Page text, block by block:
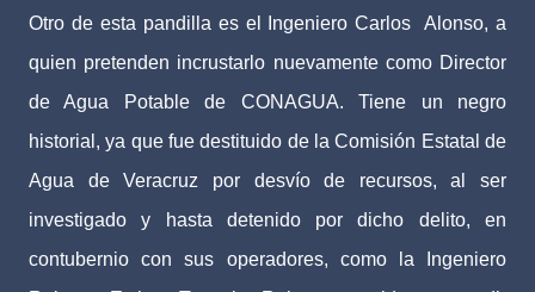
Otro de esta pandilla es el Ingeniero Carlos
Alonso, a
quien pretenden incrustarlo nuevamente como Director
de Agua Potable de CONAGUA. Tiene un negro
historial, ya que fue destituido de la Comisión Estatal de
Agua de Veracruz por desvío de recursos, al ser
investigado y hasta detenido por dicho delito, en
contubernio con sus operadores, como la Ingeniero